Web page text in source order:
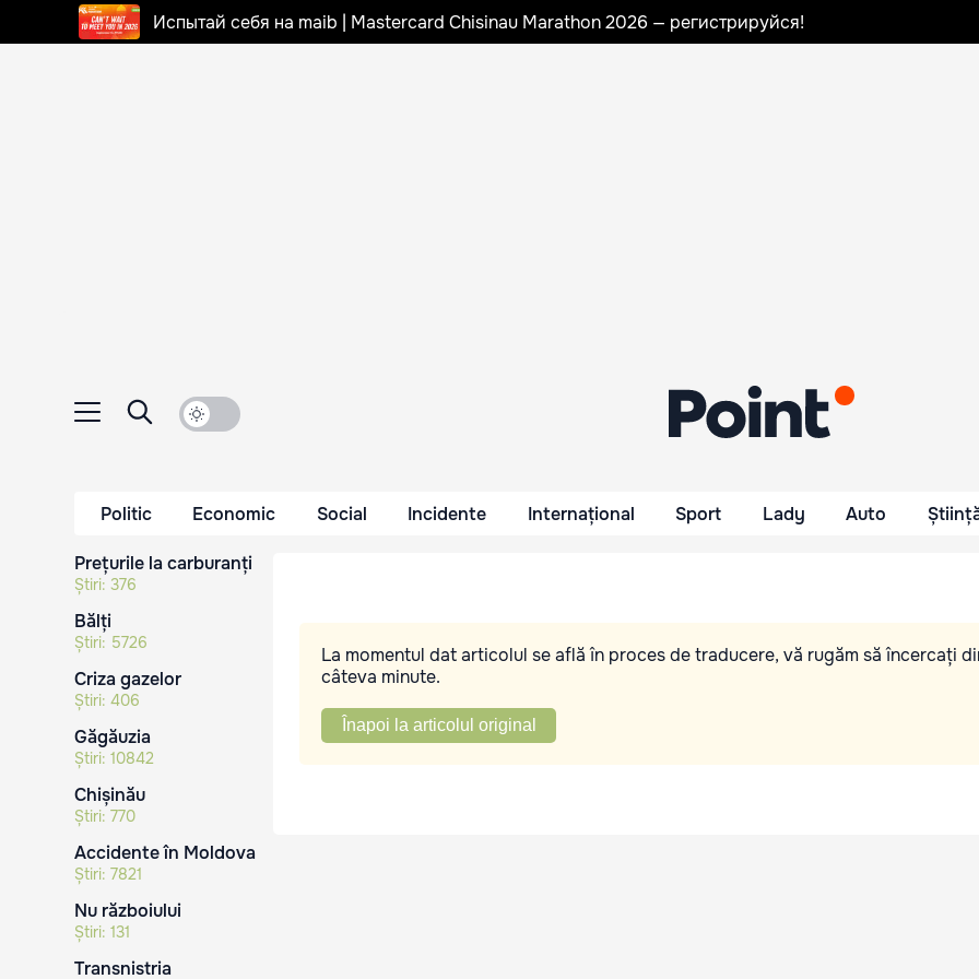
Испытай себя на maib | Mastercard Chisinau Marathon 2026 — регистрируйся!
Politic Economic Social Incidente Internațional Sport Lady Auto
Prețurile la carburanți
Știri: 376
Bălți
Știri: 5726
Criza gazelor
Știri: 406
Găgăuzia
Știri: 10842
Chișinău
Știri: 770
Accidente în Moldova
Știri: 7821
Nu războiului
Știri: 131
Transnistria
La momentul dat articolul se află în proces de traducere, vă rugăm să încercați
câteva minute.
Înapoi la articolul original